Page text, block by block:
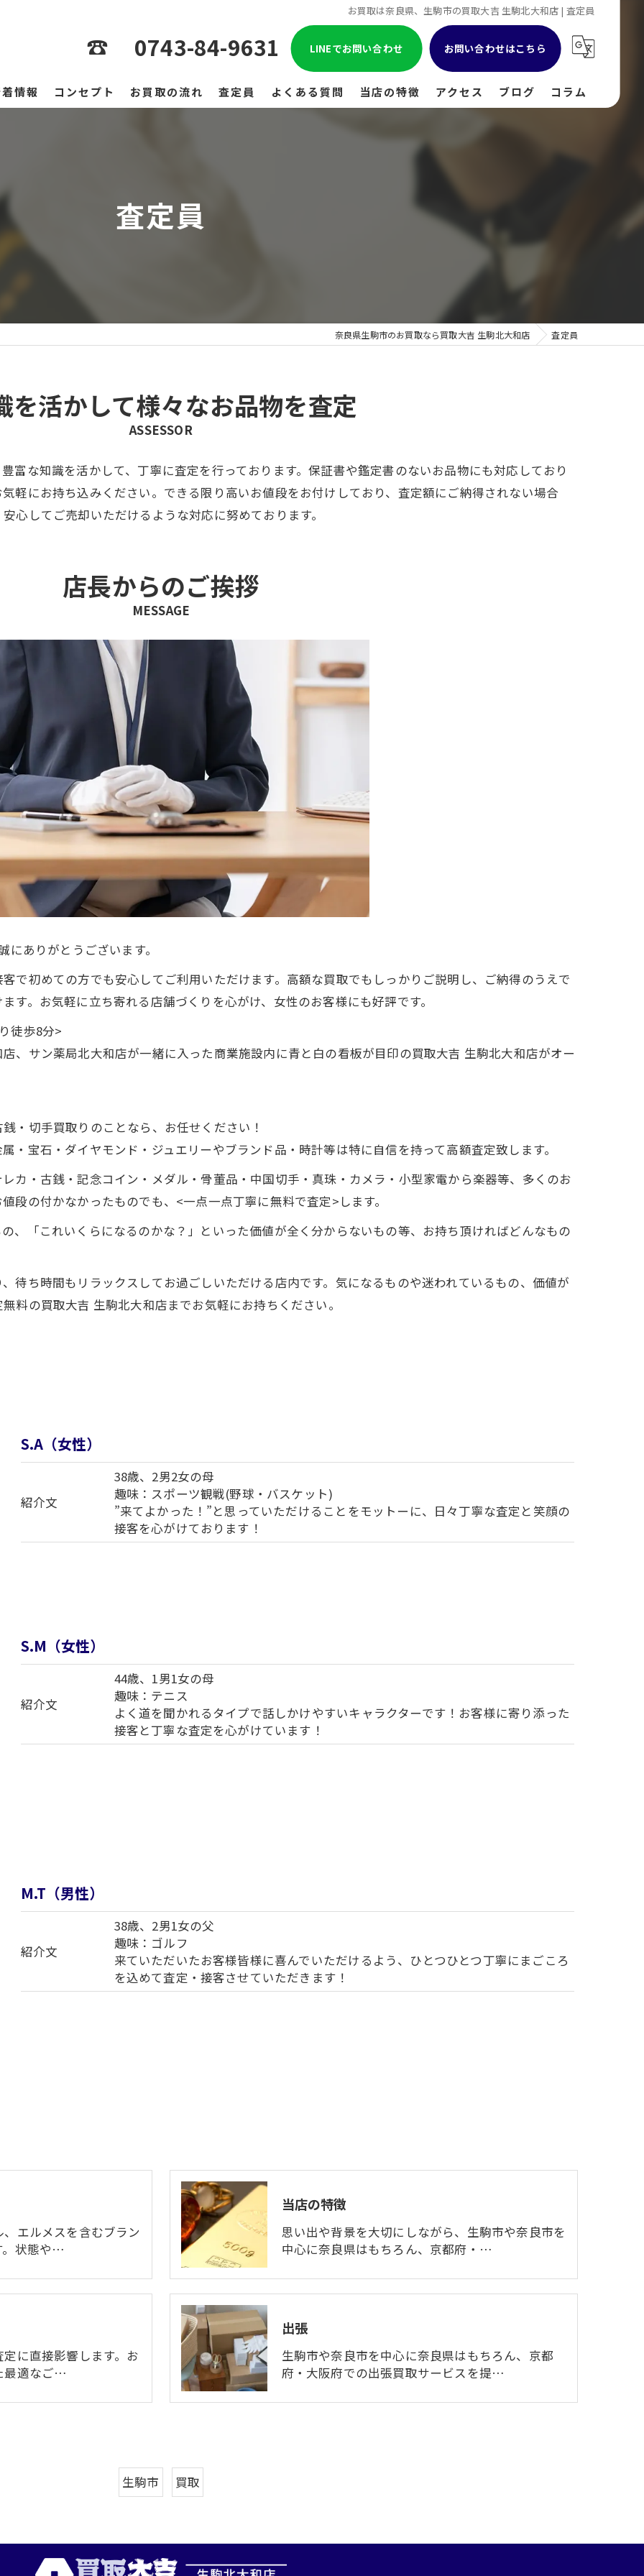
お買取は奈良県、生駒市の買取大吉 生駒北大和店 | 査定員
0743-84-9631 LINEでお問い合わせ お問い合わせはこちら
情報 コンセプト お買取の流れ 査定員 よくある質問 当店の特徴
貴金属
アクセス ブログ コラム
査定員
奈良県生駒市のお買取なら買取大吉 生駒北大和店 査定員
を活かして様々なお品物を査定
ASSESSOR
富な知識を活かして、丁寧に査定を行っております。保証書や鑑定書のないお品物にも対応しており
軽にお持ち込みください。できる限り高いお値段をお付けしており、査定額にご納得されない場合
心してご売却いただけるような対応に努めております。
店長からのご挨拶
MESSAGE
ありがとうございます。
で初めての方でも安心してご利用いただけます。高額な買取でもしっかりご説明し、ご納得のうえで
す。お気軽に立ち寄れる店舗づくりを心がけ、女性のお客様にも好評です。
徒歩8分>
、サン薬局北大和店が一緒に入った商業施設内に青と白の看板が目印の買取大吉 生駒北大和店がオー
・切手買取りのことなら、お任せください！
・宝石・ダイヤモンド・ジュエリーやブランド品・時計等は特に自信を持って高額査定致します。
カ・古銭・記念コイン・メダル・骨董品・中国切手・真珠・カメラ・小型家電から楽器等、多くのお
段の付かなかったものでも、<一点一点丁寧に無料で査定>します。
、「これいくらになるのかな？」といった価値が全く分からないもの等、お持ち頂ければどんなもの
待ち時間もリラックスしてお過ごしいただける店内です。気になるものや迷われているもの、価値が
料の買取大吉 生駒北大和店までお気軽にお持ちください。
S.A（女性）
紹介文
38歳、2男2女の母
趣味：スポーツ観戦(野球・バスケット)
”来てよかった！”と思っていただけることをモットーに、日々丁寧な査定と笑顔の
接客を心がけております！
S.M（女性）
紹介文
44歳、1男1女の母
趣味：テニス
よく道を聞かれるタイプで話しかけやすいキャラクターです！お客様に寄り添った
接客と丁寧な査定を心がけています！
M.T（男性）
紹介文
38歳、2男1女の父
趣味：ゴルフ
来ていただいたお客様皆様に喜んでいただけるよう、ひとつひとつ丁寧にまごころ
を込めて査定・接客させていただきます！
エルメスを含むブラン
。状態や…
当店の特徴
思い出や背景を大切にしながら、生駒市や奈良市を
中心に奈良県はもちろん、京都府・…
に直接影響します。お
最適なご…
出張
生駒市や奈良市を中心に奈良県はもちろん、京都
府・大阪府での出張買取サービスを提…
生駒市 買取